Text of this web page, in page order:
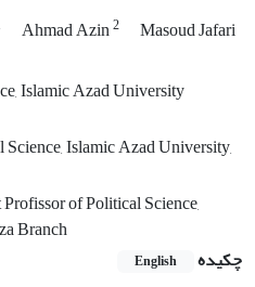
Ahmad Azin2
Masoud Jafari
Islamic Azad University
Islamic Azad University,
of Political Science,
Branch
چکیده
English